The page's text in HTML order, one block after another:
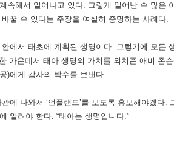
속해서 일어나고 있다. 그렇게 일어난 수 많은
꿀 수 있다는 주장을 여실히 증명하는 사례다.
에서 태초에 계획된 생명이다. 그렇기에 모든
가운데서 태아 생명의 가치를 외쳐준 애비 존
)에게 감사의 박수를 보낸다.
에 나와서 ‘언플랜드’를 보도록 홍보해야겠
알려야 한다. “태아는 생명입니다.”